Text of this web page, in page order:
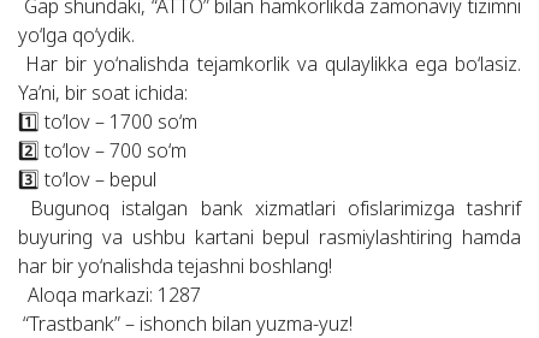
Gap shundaki, “ATTO” bilan hamkorlikda zamonaviy tizimni
yo‘lga qo‘ydik.
Har bir yo‘nalishda tejamkorlik va qulaylikka ega bo‘lasiz.
Ya’ni, bir soat ichida:
1️⃣ to‘lov – 1700 so‘m
2️⃣ to‘lov – 700 so‘m
3️⃣ to‘lov – bepul
Bugunoq istalgan bank xizmatlari ofislarimizga tashrif
buyuring va ushbu kartani bepul rasmiylashtiring hamda
har bir yo‘nalishda tejashni boshlang!
Aloqa markazi: 1287
“Trastbank” – ishonch bilan yuzma-yuz!